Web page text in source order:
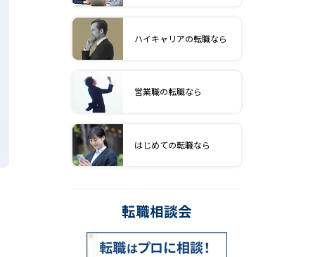
ハイキャリアの転職なら
営業職の転職なら
はじめての転職なら
転職相談会